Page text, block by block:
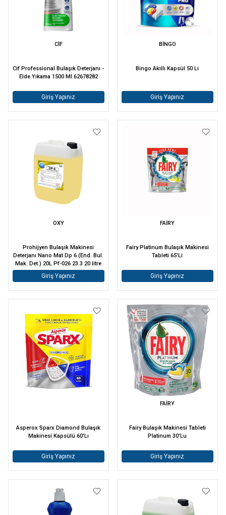
CİF
Cif Professional Bulaşık Deterjanı -
Elde Yıkama 1500 Ml 62678282
Giriş Yapınız
BİNGO
Bingo Akıllı Kapsül 50 Li
Giriş Yapınız
OXY
Prohijyen Bulaşık Makinesi
Deterjanı Nano Mat Dp 6 (End. Bul.
Mak. Det.) 20L Pf-026 23.3 20 litre
Giriş Yapınız
FAİRY
Fairy Platinum Bulaşık Makinesi
Tableti 65'Li
Giriş Yapınız
Asperox Sparx Diamond Bulaşık
Makinesi Kapsülü 60'Lı
Giriş Yapınız
FAİRY
Fairy Bulaşık Makinesi Tableti
Platinum 30'Lu
Giriş Yapınız